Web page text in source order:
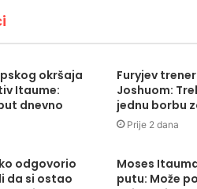
okršaja
Itaume:
dnevno
Furyjev
Joshuom:
jednu borbu
Prije 2 dana
odgovorio
da si ostao
Moses
putu: Može